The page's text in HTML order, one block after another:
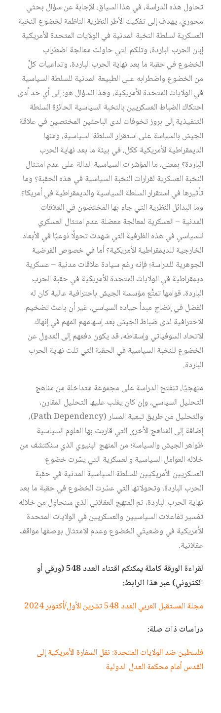
تحاول هذه الدراسة، في هذا السياق، الإجابة عن سؤال بحثي
محوري، يهدف إلى تفكيك الأطر النظرية الناظمة لخضوع النخبة
العسكرية لسلطة النخبة المدنية في الولايات المتحدة الأمريكية
إبان الحرب الباردة، وتلكم التي حاولت معالجة اضطراب
الخضوع في حقبة ما بعد نهاية الحرب الباردة، وتداعيات كلٍّ
من الخضوع واضطرابه على الطبيعة المدنية للسلطة السياسية
في الولايات المتحدة الأمريكية، وهذا السؤال هو: إلى أي حد أدى
احتكاك الضباط العسكريين بالنخبة السياسية الحائزة السلطة
التنفيذية إلى بروز تخوفات لدى الباحثين المختصين في علاقة
الجيش بالسياسة على استقرار السلطة السياسية، ومنها
الديمقراطية الأمريكية ككل، في بيئة ما بعد نهاية الحرب
الباردة؟ بمعنى، ما المؤشرات السياسية الدالة على عدم امتثال
النخبة العسكرية لقرارات النخبة السياسية في هذه الحقبة؟ وما
تأثيرها في استقرار السلطة السياسية والديمقراطية في أمريكا؟
وما البدائل النظرية التي جاء بها المختصون في العلاقات
المدنية – العسكرية لمعالجة معضلة عدم امتثال العسكري
للسياسي في هذه الظرفية التي شهدت تحولًا نوعيًا في الأبعاد
الخارجية للديمقراطية الأمريكية؟ أما في خصوص الفرضية
الجوهرية للدراسة؛ فإنه رغم سيادة علاقات مدنية – عسكرية
ديمقراطية في الولايات المتحدة الأمريكية في حقبة الحرب
الباردة، قوامها تمتُّع مؤسسة الجيش باحترافية عالية كان له
الفضل في إنضاج مبدأ حياده السياسي، غير أن باعث تضخيم
الاحترافية لدى ضباط الجيش بعد إسهامهم المهم في إنهاك
الاتحاد السوفياتي وإسقاطه، قد يكون دفعهم إلى العدول عن
الخضوع للنخبة السياسية في الحقبة التي تلت نهاية الحرب
الباردة.
منهجيًا، تنفتح الدراسة على مجموعة متداخلة من مناهج
التحليل السياسي، وإن كان يغلب عليها التحليل المقارن،
والتحليل من طريق تبعية المسار (Path Dependency)،
إضافة إلى المناهج الأخرى التي قاربت بها العلوم السياسية
ظواهر الجيش والسياسة؛ من المنهج البنيوي الذي سنكتشف من
خلاله العوامل السياسية والعسكرية التي يسّرت خضوع
العسكريين الأمريكيين للسلطة السياسية المدنية في حقبة
الحرب الباردة، وتحولاتها التي عسّرت الخضوع في حقبة ما بعد
نهاية الحرب الباردة، ثم المنهج العقلاني الذي سنحاول من خلاله
تفسير تفاعلات السياسيين والعسكريين في الولايات المتحدة
الأمريكية في وضعيتَي الخضوع وعدم الامتثال بوصفها مواقف
عقلانية.
لقراءة الورقة كاملة يمكنكم اقتناء العدد 548 (ورقي أو
الكتروني) عبر هذا الرابط:
مجلة المستقبل العربي العدد 548 تشرين الأول/أكتوبر 2024
دراسات ذات صلة:
فلسطين ضد الولايات المتحدة: نقل السفارة الأمريكية إلى
القدس أمام محكمة العدل الدولية